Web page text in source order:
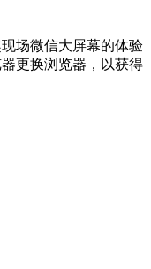
场微信大屏幕的体验
更换浏览器，以获得